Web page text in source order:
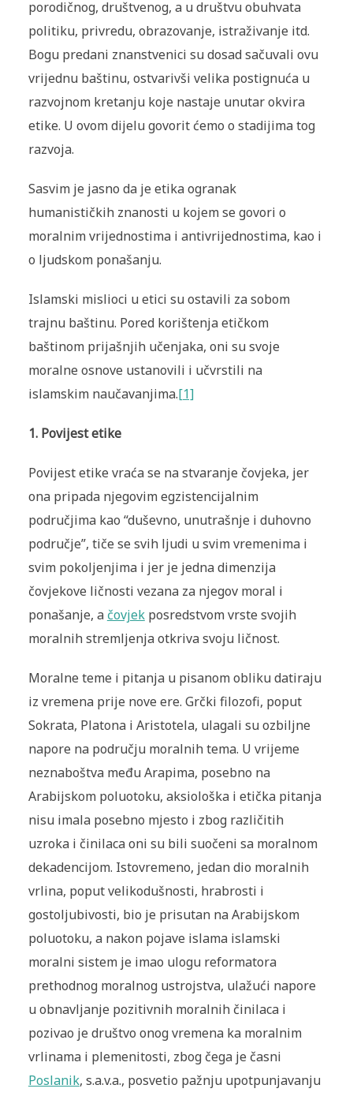
porodičnog, društvenog, a u društvu obuhvata
politiku, privredu, obrazovanje, istraživanje itd.
Bogu predani znanstvenici su dosad sačuvali ovu
vrijednu baštinu, ostvarivši velika postignuća u
razvojnom kretanju koje nastaje unutar okvira
etike. U ovom dijelu govorit ćemo o stadijima tog
razvoja.
Sasvim je jasno da je etika ogranak
humanističkih znanosti u kojem se govori o
moralnim vrijednostima i antivrijednostima, kao i
o ljudskom ponašanju.
Islamski mislioci u etici su ostavili za sobom
trajnu baštinu. Pored korištenja etičkom
baštinom prijašnjih učenjaka, oni su svoje
moralne osnove ustanovili i učvrstili na
islamskim naučavanjima.[1]
1. Povijest etike
Povijest etike vraća se na stvaranje čovjeka, jer
ona pripada njegovim egzistencijalnim
područjima kao “duševno, unutrašnje i duhovno
područje”, tiče se svih ljudi u svim vremenima i
svim pokoljenjima i jer je jedna dimenzija
čovjekove ličnosti vezana za njegov moral i
ponašanje, a čovjekposredstvom vrste svojih
moralnih stremljenja otkriva svoju ličnost.
Moralne teme i pitanja u pisanom obliku datiraju
iz vremena prije nove ere. Grčki filozofi, poput
Sokrata, Platona i Aristotela, ulagali su ozbiljne
napore na području moralnih tema. U vrijeme
neznaboštva među Arapima, posebno na
Arabijskom poluotoku, aksiološka i etička pitanja
nisu imala posebno mjesto i zbog različitih
uzroka i činilaca oni su bili suočeni sa moralnom
dekadencijom. Istovremeno, jedan dio moralnih
vrlina, poput velikodušnosti, hrabrosti i
gostoljubivosti, bio je prisutan na Arabijskom
poluotoku, a nakon pojave islama islamski
moralni sistem je imao ulogu reformatora
prethodnog moralnog ustrojstva, ulažući napore
u obnavljanje pozitivnih moralnih činilaca i
pozivao je društvo onog vremena ka moralnim
vrlinama i plemenitosti, zbog čega je časni
Poslanik, s.a.v.a., posvetio pažnju upotpunjavanju